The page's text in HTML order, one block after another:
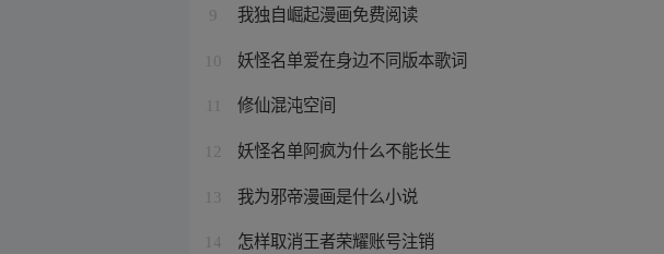
9 我独自崛起漫画免费阅读
10 妖怪名单爱在身边不同版本歌词
修仙混沌空间
12 妖怪名单阿疯为什么不能长生
13 我为邪帝漫画是什么小说
14 怎样取消王者荣耀账号注销